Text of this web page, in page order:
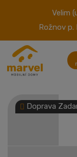
Velim
Rožnov p.
Doprava